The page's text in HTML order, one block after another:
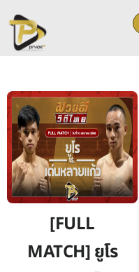
to
content
[FULL
MATCH] ยูโร